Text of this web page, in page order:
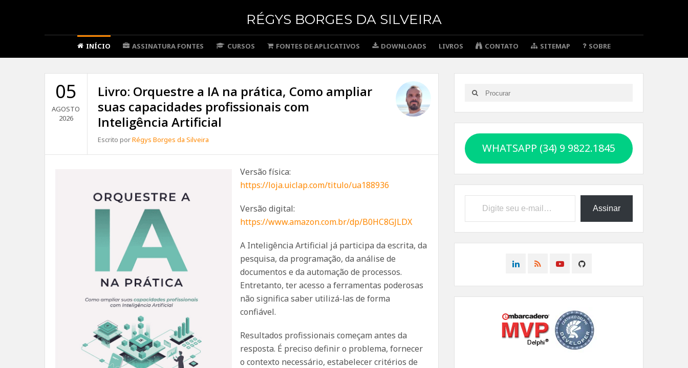
RÉGYS BORGES DA SILVEIRA
INÍCIO ASSINATURA FONTES CURSOS FONTES DE APLICATIVOS DOWNLOADS LIVROS CONTATO SITEMAP SOBRE
05
AGOSTO
2026
Livro: Orquestre a IA na prática, Como ampliar
suas capacidades profissionais com
Inteligência Artificial
Escrito porRégys Borges da Silveira
Versão física:
https://loja.uiclap.com/titulo/ua188936
Versão digital:
https://www.amazon.com.br/dp/B0HC8GJLDX
A Inteligência Artificial já participa da escrita, da
pesquisa, da programação, da análise de
documentos e da automação de processos.
Entretanto, ter acesso a ferramentas poderosas
não significa saber utilizá-las de forma
confiável.
Resultados profissionais começam antes da
resposta. É preciso definir o problema, fornecer
o contexto necessário, estabelecer critérios de
Search
for:
Search
WHATSAPP (34) 9 9822.1845
Digite seu e-mail…
Assinar
CONNECT
LINKEDIN
CONNECT
RSS
CONNECT
YOUTUBEGITHUB